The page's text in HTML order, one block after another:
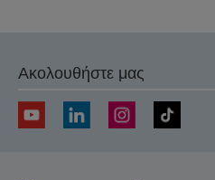
Ακολουθήστε μας